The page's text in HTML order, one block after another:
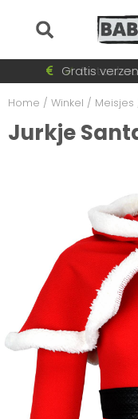
BetaalSnel
Gratis
Voor 15:30
Home / Winkel / Meisjes
Jurkje